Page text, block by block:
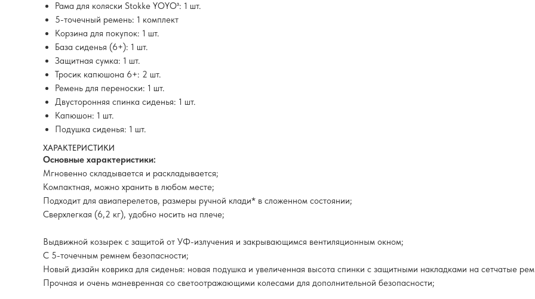
Рама для коляски Stokke YOYO³: 1 шт.
5-точечный ремень: 1 комплект
Корзина для покупок: 1 шт.
База сиденья (6+): 1 шт.
Защитная сумка: 1 шт.
Тросик капюшона 6+: 2 шт.
Ремень для переноски: 1 шт.
Двусторонняя спинка сиденья: 1 шт.
Капюшон: 1 шт.
Подушка сиденья: 1 шт.
ХАРАКТЕРИСТИКИ
Основные характеристики:
Мгновенно складывается и раскладывается;
Компактная, можно хранить в любом месте;
Подходит для авиаперелетов, размеры ручной клади* в сложенном состоянии;
Сверхлегкая (6,2 кг), удобно носить на плече;
Выдвижной козырек с защитой от УФ-излучения и закрывающимся вентиляционным окном;
С 5-точечным ремнем безопасности;
Новый дизайн коврика для сиденья: новая подушка и увеличенная высота спинки с защитными накладками на сетчатые
Прочная и очень маневренная со светоотражающими колесами для дополнительной безопасности;